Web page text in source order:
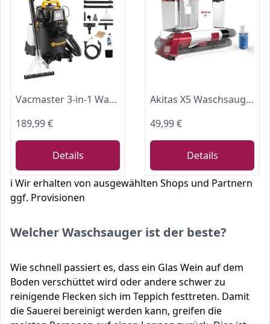
Vacmaster 3-in-1 Waschsauger 1300W 23L Doppeltank für Hartboden & Teppich
189,99 €
Details
Akitas X5 Waschsauger, Polsterreiniger Gerät, inklusive Probe einer Textilreinigungslösung, 2-Tank Nasssauger, Selbstreinigung, Leicht für Tierflecken auf Sofas & Autositzen
49,99 €
Details
ℹ️ Wir erhalten von ausgewählten Shops und Partnern
ggf. Provisionen
Welcher Waschsauger ist der beste?
Wie schnell passiert es, dass ein Glas Wein auf dem
Boden verschüttet wird oder andere schwer zu
reinigende Flecken sich im Teppich festtreten. Damit
die Sauerei bereinigt werden kann, greifen die